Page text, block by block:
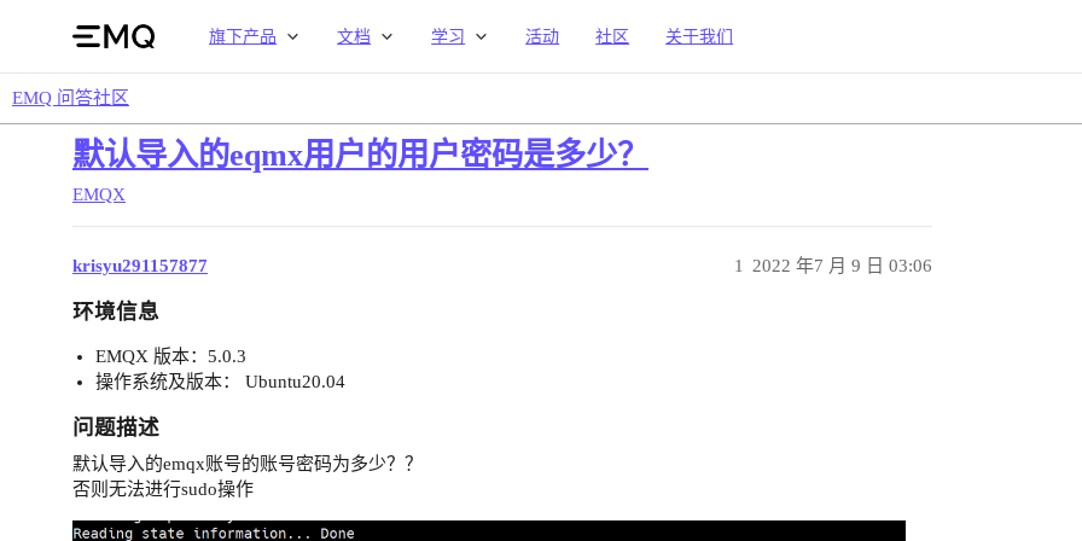
旗下产品 文档 学习 活动 社区 关于我们
EMQ 问答社区
默认导入的eqmx用户的用户密码是多少？
EMQX
krisyu291157877 2022 年7 月 9 日 03:06
1
环境信息
EMQX 版本：5.0.3
操作系统及版本： Ubuntu20.04
问题描述
默认导入的emqx账号的账号密码为多少？？
否则无法进行sudo操作